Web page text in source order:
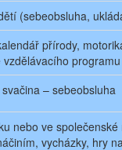
(sebeobsluha,
přírody,
vzdělávacího
– sebeobsluha
nebo ve
vycházky, hry